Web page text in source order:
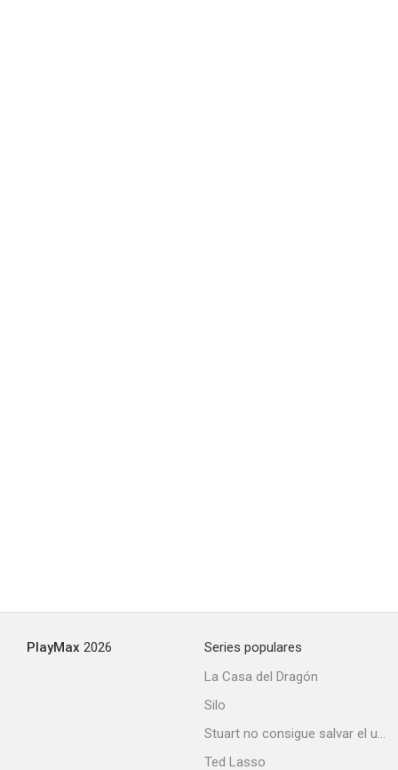
PlayMax 2026
Series populares
La Casa del Dragón
Silo
Stuart no consigue salvar el universo
Ted Lasso